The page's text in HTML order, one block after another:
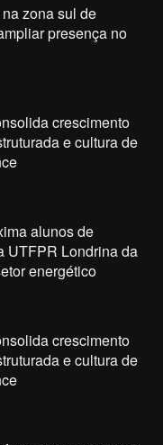
zona sul de
presença no
crescimento
e cultura de
alunos de
UTFPR Londrina da
energético
crescimento
e cultura de